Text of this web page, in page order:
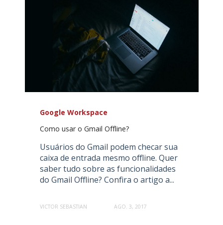
Google Workspace
Como usar o Gmail Offline?
Usuários do Gmail podem checar sua
caixa de entrada mesmo offline. Quer
saber tudo sobre as funcionalidades
do Gmail Offline? Confira o artigo a...
VICTOR SEBASTIAN AGO. 3, 2017